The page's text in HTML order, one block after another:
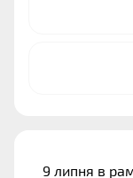
9 липня в